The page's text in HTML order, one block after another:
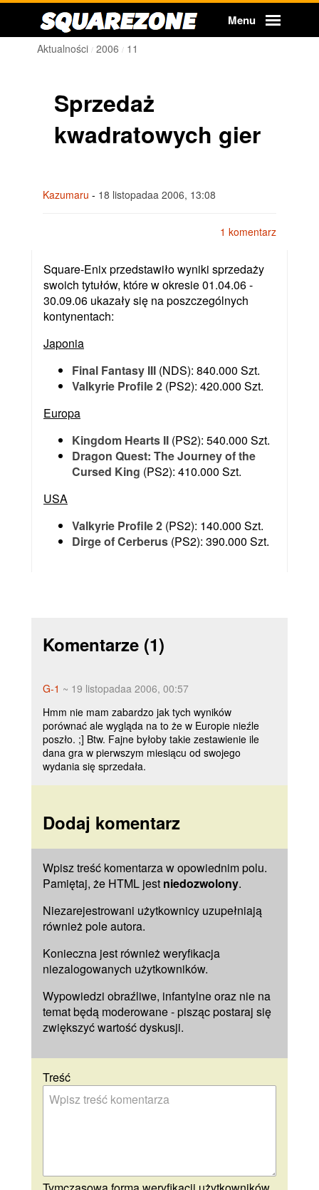
Squarezone Menu
Aktualności 2006 11
Sprzedaż
kwadratowych gier
Kazumaru - 18 listopadaa 2006, 13:08
1 komentarz
Square-Enix przedstawiło wyniki sprzedaży
swoich tytułów, które w okresie 01.04.06 -
30.09.06 ukazały się na poszczególnych
kontynentach:
Japonia
Final Fantasy III (NDS): 840.000 Szt.
Valkyrie Profile 2 (PS2): 420.000 Szt.
Europa
Kingdom Hearts II (PS2): 540.000 Szt.
Dragon Quest: The Journey of the
Cursed King (PS2): 410.000 Szt.
USA
Valkyrie Profile 2 (PS2): 140.000 Szt.
Dirge of Cerberus (PS2): 390.000 Szt.
Komentarze (1)
G-1 ~ 19 listopadaa 2006, 00:57
Hmm nie mam zabardzo jak tych wyników
porównać ale wygląda na to że w Europie nieźle
poszło. ;] Btw. Fajne byłoby takie zestawienie ile
dana gra w pierwszym miesiącu od swojego
wydania się sprzedała.
Dodaj komentarz
Wpisz treść komentarza w opowiednim polu.
Pamiętaj, że HTML jest niedozwolony.
Niezarejestrowani użytkownicy uzupełniają
również poleautora.
Konieczna jest również weryfikacja
niezalogowanych użytkowników.
Wypowiedzi obraźliwe, infantylne oraz nie na
temat będą moderowane - pisząc postaraj się
zwiększyć wartość dyskusji.
Treść